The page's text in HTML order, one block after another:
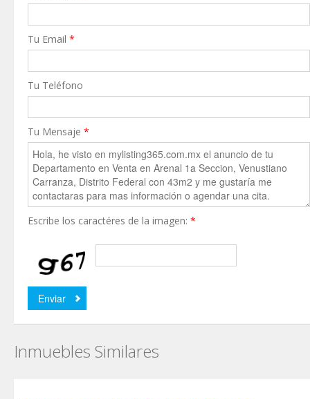
Tu Email *
Tu Teléfono
Tu Mensaje *
Escribe los caractéres de la imagen: *
Inmuebles Similares